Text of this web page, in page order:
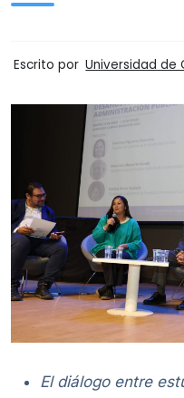
Escrito por Universidad de
El diálogo entre